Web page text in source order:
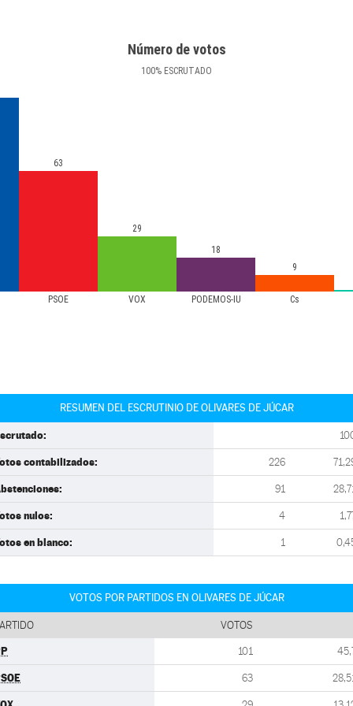
Número de votos
100% ESCRUTADO
PSOE VOX PODEMOS-IU Cs
63
29
18
9
RESUMEN DEL ESCRUTINIO DE OLIVARES DE JÚCAR
contabilizados: 226
91
nulos: 4
en blanco: 1
VOTOS POR PARTIDOS EN OLIVARES DE JÚCAR
VOTOS
101
63